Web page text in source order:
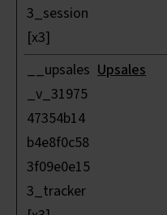
3_session
[x3]
__upsales
_v_31975
47354b14
b4e8f0c58
3f09e0e15
3_tracker
Upsales